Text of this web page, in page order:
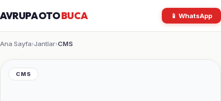
AVRUPA OTOBUCA 📱 WhatsApp
Ana Sayfa›Jantlar›CMS
CMS